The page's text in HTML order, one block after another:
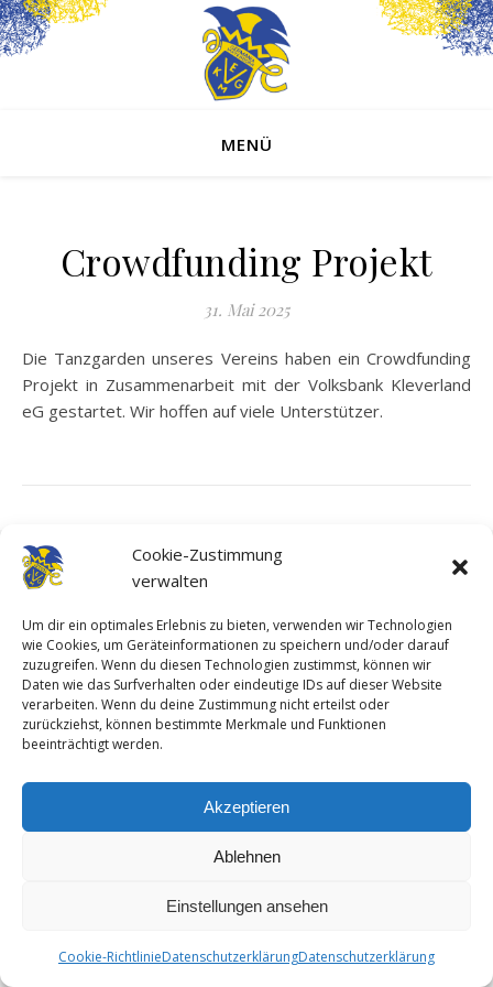
Cookie-Zustimmung
verwalten
Um dir ein optimales Erlebnis zu bieten, verwenden wir Technologien
wie Cookies, um Geräteinformationen zu speichern und/oder darauf
zuzugreifen. Wenn du diesen Technologien zustimmst, können wir
Daten wie das Surfverhalten oder eindeutige IDs auf dieser Website
verarbeiten. Wenn du deine Zustimmung nicht erteilst oder
zurückziehst, können bestimmte Merkmale und Funktionen
beeinträchtigt werden.
Akzeptieren
Ablehnen
Einstellungen ansehen
Cookie-RichtlinieDatenschutzerklärungDatenschutzerklärung
MENÜ
Crowdfunding Projekt
31. Mai 2025
Die Tanzgarden unseres Vereins haben ein Crowdfunding
Projekt in Zusammenarbeit mit der Volksbank Kleverland
eG gestartet. Wir hoffen auf viele Unterstützer.
© KG "Germania" Materborn e.V. | 2026
Cookie-Richtlinie
Ashe Theme vonWP Royal.